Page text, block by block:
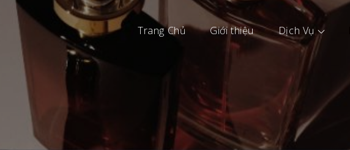
Trang Chủ Giới thiệu Dịch Vụ